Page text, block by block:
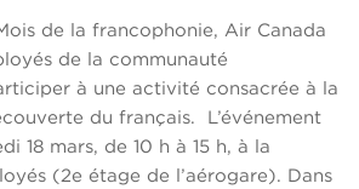
de la francophonie, Air Canada
de la communauté
à une activité consacrée à la
du français. L’événement
18 mars, de 10 h à 15 h, à la
(2e étage de l’aérogare). Dans